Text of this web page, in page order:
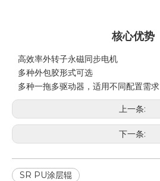
核心优势
高效率外转子永磁同步电机
多种外包胶形式可选
多种一拖多驱动器，适用不同配置需求
上一条:
下一条:
SR PU涂层辊